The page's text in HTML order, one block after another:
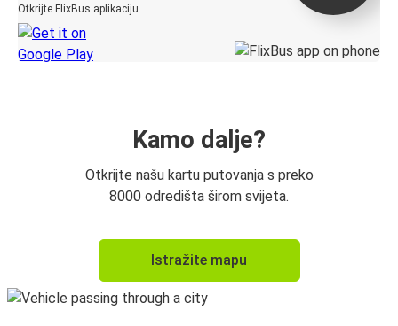
Otkrijte FlixBus aplikaciju
Kamo dalje?
Otkrijte našu kartu putovanja s preko
8000 odredišta širom svijeta.
Istražite mapu